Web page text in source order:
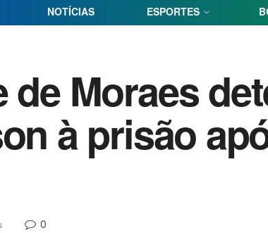
NOTÍCIAS ESPORTES
Moraes
à prisão
0